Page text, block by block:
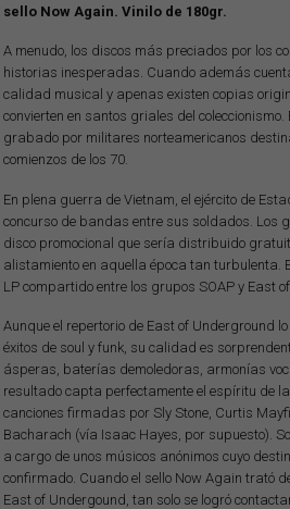
sello Now Again. Vinilo de 180gr.
A menudo, los discos más preciados por los
historias inesperadas. Cuando además
calidad musical y apenas existen copias
convierten en santos griales del coleccionismo.
grabado por militares norteamericanos
comienzos de los 70.
En plena guerra de Vietnam, el ejército de
concurso de bandas entre sus soldados. Los
disco promocional que sería distribuido
alistamiento en aquella época tan turbulenta.
LP compartido entre los grupos SOAP y East
Aunque el repertorio de East of Underground
éxitos de soul y funk, su calidad es
ásperas, baterías demoledoras, armonías
resultado capta perfectamente el espíritu de
canciones firmadas por Sly Stone, Curtis
Bacharach (vía Isaac Hayes, por supuesto).
a cargo de unos músicos anónimos cuyo
confirmado. Cuando el sello Now Again trató
East of Undergound, tan solo se logró